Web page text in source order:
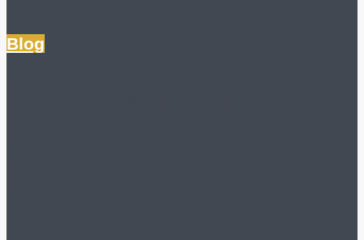
Blog